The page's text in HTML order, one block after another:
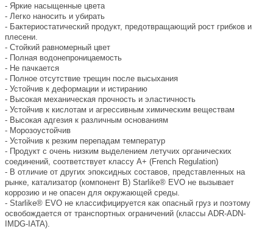
- Яркие насыщенные цвета
- Легко наносить и убирать
- Бактериостатический продукт, предотвращающий рост грибков и
плесени.
- Стойкий равномерный цвет
- Полная водонепроницаемость
- Не пачкается
- Полное отсутствие трещин после высыхания
- Устойчив к деформации и истиранию
- Высокая механическая прочность и эластичность
- Устойчив к кислотам и агрессивным химическим веществам
- Высокая адгезия к различным основаниям
- Морозоустойчив
- Устойчив к резким перепадам температур
- Продукт с очень низким выделением летучих органических
соединений, соответствует классу А+ (French Regulation)
- В отличие от других эпоксидных составов, представленных на
рынке, катализатор (компонент B) Starlike® EVO не вызывает
коррозию и не опасен для окружающей среды.
- Starlike® EVO не классифицируется как опасный груз и поэтому
освобождается от транспортных ограничений (классы ADR-ADN-
IMDG-IATA).